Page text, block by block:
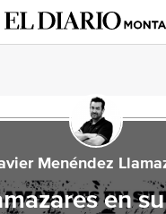
Menéndez
en